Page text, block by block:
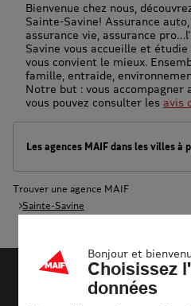
Bienvenue chez nous,
Sainte-Savine! Assurance
assurance vie, assurance
Savine vous accueille et
vous convient le mieux.
famille, entraide,
Notre but : vous accompagner
vous pouvez consulter les avis
Les agences MAIF dans les villes à
Trouver une agence MAIF
Sainte-Savine
Découvrir la MAIF
Bonjour et
Choisissez
données